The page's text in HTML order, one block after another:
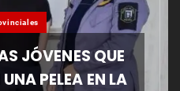
JÓVENES QUE
PELEA EN LA